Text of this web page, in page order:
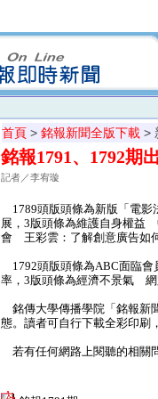
首頁 > 銘報新聞全版下載 >
銘報1791、1792期
記者／李宥璇
1789頭版頭條為新版「電影
展，3版頭條為維護自身權益
會 王彩雲：了解創意廣告如
1792頭版頭條為ABC面臨
率，3版頭條為經濟不景氣 網
銘傳大學傳播學院「銘報新
態。讀者可自行下載全彩印刷
若有任何網路上閱聽的相關